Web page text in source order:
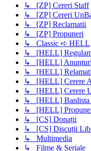
↳ [ZP] Cereri Staff
↳ [ZP] Cereri
↳ [ZP] Reclamatii
↳ [ZP] Propuneri
↳ Classic ➪ HELL
↳ [HELL]
↳ [HELL] Anunturi
↳ [HELL]
↳ [HELL] Cerere
↳ [HELL] Cerere
↳ [HELL] Banlista
↳ [HELL]
↳ [CS] Donații
↳ [CS] Discuții
↳ Multimedia
↳ Filme & Seriale